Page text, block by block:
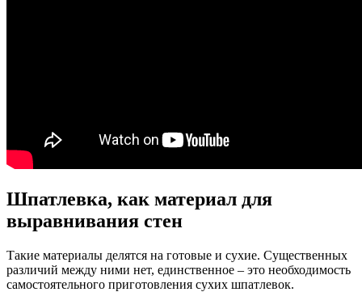
Шпатлевка, как материал для
выравнивания стен
Такие материалы делятся на готовые и сухие. Существенных
различий между ними нет, единственное – это необходимость
самостоятельного приготовления сухих шпатлевок.